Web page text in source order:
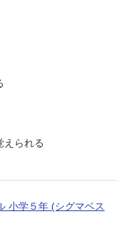
えられる
小学５年 (シグマベス